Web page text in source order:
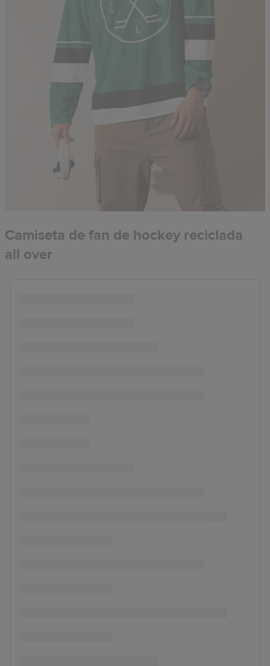
Camiseta de fan de hockey reciclada
all over